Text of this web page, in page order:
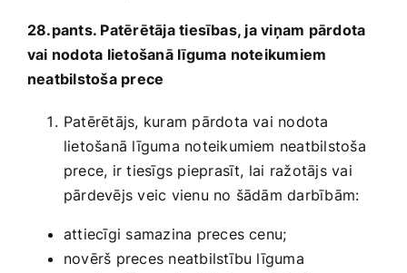
28.pants. Patērētāja tiesības, ja viņam pārdota
vai nodota lietošanā līguma noteikumiem
neatbilstoša prece
Patērētājs, kuram pārdota vai nodota
lietošanā līguma noteikumiem neatbilstoša
prece, ir tiesīgs pieprasīt, lai ražotājs vai
pārdevējs veic vienu no šādām darbībām:
attiecīgi samazina preces cenu;
novērš preces neatbilstību līguma